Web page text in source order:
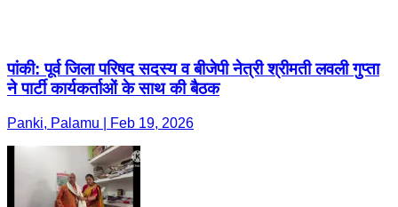
पांकी: पूर्व जिला परिषद सदस्य व बीजेपी नेत्री श्रीमती लवली गुप्ता
ने पार्टी कार्यकर्ताओं के साथ की बैठक
Panki, Palamu | Feb 19, 2026